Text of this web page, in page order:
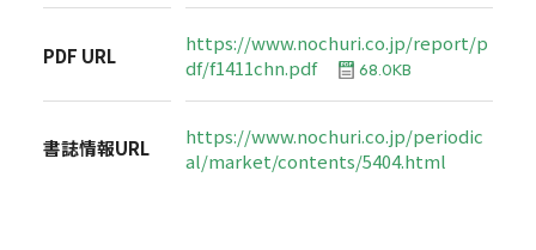
PDF URL
https://www.nochuri.co.jp/report/p
df/f1411chn.pdf
68.0KB
書誌情報URL
https://www.nochuri.co.jp/periodic
al/market/contents/5404.html